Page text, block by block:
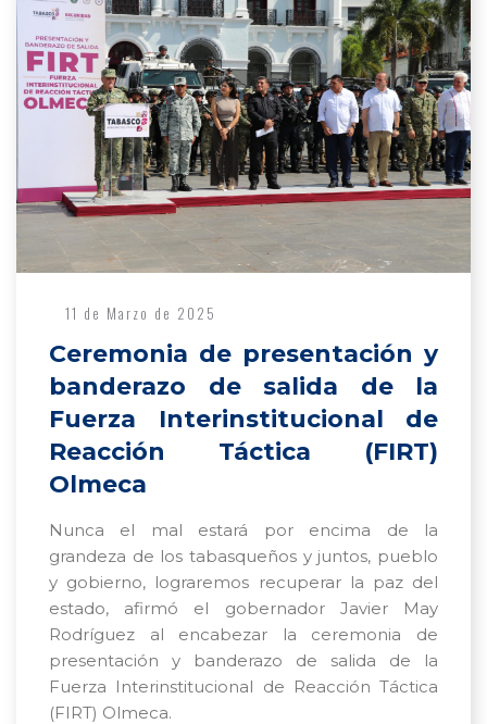
11 de Marzo de 2025
Ceremonia de presentación y
banderazo de salida de la
Fuerza Interinstitucional de
Reacción Táctica (FIRT)
Olmeca
Nunca el mal estará por encima de la
grandeza de los tabasqueños y juntos, pueblo
y gobierno, lograremos recuperar la paz del
estado, afirmó el gobernador Javier May
Rodríguez al encabezar la ceremonia de
presentación y banderazo de salida de la
Fuerza Interinstitucional de Reacción Táctica
(FIRT) Olmeca.